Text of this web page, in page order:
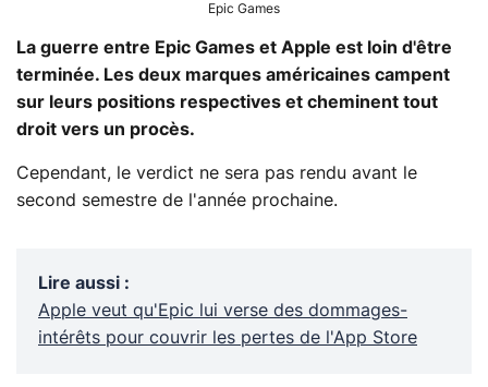
Epic Games
La guerre entre Epic Games et Apple est loin d'être
terminée. Les deux marques américaines campent
sur leurs positions respectives et cheminent tout
droit vers un procès.
Cependant, le verdict ne sera pas rendu avant le
second semestre de l'année prochaine.
Lire aussi :
Apple veut qu'Epic lui verse des dommages-
intérêts pour couvrir les pertes de l'App Store